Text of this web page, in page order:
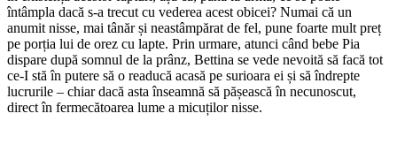
întâmpla dacă s-a trecut cu vederea acest obicei? Numai că un
anumit nisse, mai tânăr și neastâmpărat de fel, pune foarte mult preț
pe porția lui de orez cu lapte. Prin urmare, atunci când bebe Pia
dispare după somnul de la prânz, Bettina se vede nevoită să facă tot
ce-I stă în putere să o readucă acasă pe surioara ei și să îndrepte
lucrurile – chiar dacă asta înseamnă să pășească în necunoscut,
direct în fermecătoarea lume a micuților nisse.